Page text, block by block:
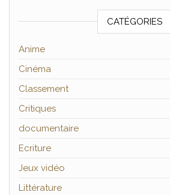
CATÉGORIES
Anime
Cinéma
Classement
Critiques
documentaire
Ecriture
Jeux vidéo
Littérature